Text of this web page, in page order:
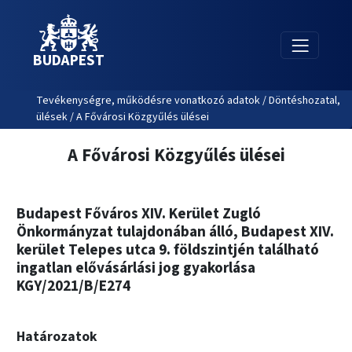
BUDAPEST
Tevékenységre, működésre vonatkozó adatok / Döntéshozatal,
ülések / A Fővárosi Közgyűlés ülései
A Fővárosi Közgyűlés ülései
Budapest Főváros XIV. Kerület Zugló
Önkormányzat tulajdonában álló, Budapest XIV.
kerület Telepes utca 9. földszintjén található
ingatlan elővásárlási jog gyakorlása
KGY/2021/B/E274
Határozatok